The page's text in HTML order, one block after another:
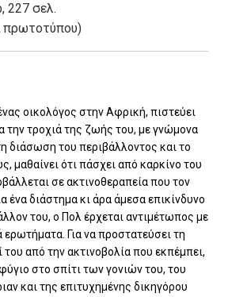
227 σελ.
πρωτοτύπου)
οικολόγος στην Αφρική, πιστεύει
την τροχιά της ζωής του, με γνώμονα
διάσωση του περιβάλλοντος και το
μαθαίνει ότι πάσχει από καρκίνο του
σε ακτινοθεραπεία που τον
ένα διάστημα κι άρα άμεσα επικίνδυνο
του, ο Πολ έρχεται αντιμέτωπος με
Για να προστατεύσει τη
του από την ακτινοβολία που εκπέμπει,
στο σπίτι των γονιών του, του
και της επιτυχημένης δικηγόρου